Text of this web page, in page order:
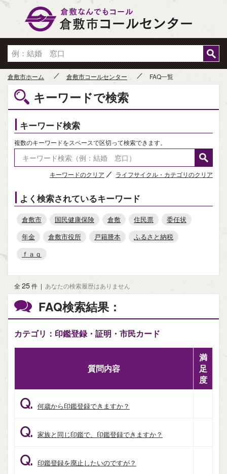
倉敷市ホーム 倉敷市コールセンター FAQ一覧
キーワードで検索
キーワード検索
複数のキーワードをスペースで区切って検索できます。
キーワードのクリア ライフサイクル・カテゴリのクリア
よく検索されているキーワード
倉敷市 国民健康保険 倉敷 住民票
委任状
年金
倉敷市役所 戸籍謄本
ふるさと納税
ｆａｑ
FAQ検索結果：
カテゴリ：印鑑登録・証明・市民カード
全25件 | あなたの検索履歴はありません
質問内容
満
足
度
Q. 何歳から印鑑登録できますか？
Q. 家族と同じ印鑑で、印鑑登録できますか？
Q. 印鑑登録を廃止したいのですが？